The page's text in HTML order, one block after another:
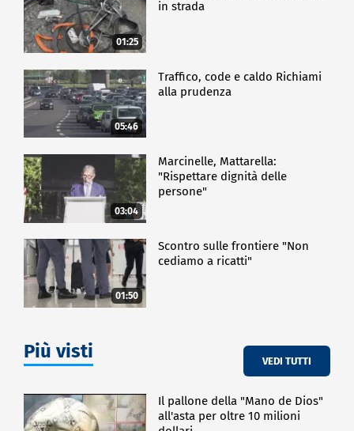
01:25
in strada
05:46
Traffico, code e caldo Richiami
alla prudenza
03:04
Marcinelle, Mattarella:
"Rispettare dignità delle
persone"
01:50
Scontro sulle frontiere "Non
cediamo a ricatti"
Più visti VEDI TUTTI
Il pallone della "Mano de Dios"
all'asta per oltre 10 milioni